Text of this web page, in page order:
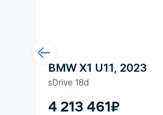
BMW X1 U11, 2023
sDrive 18d
4 213 461₽